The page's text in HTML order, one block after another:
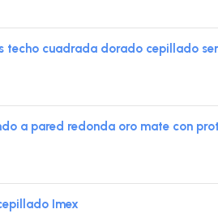
techo cuadrada dorado cepillado
a pared redonda oro mate con
Imex